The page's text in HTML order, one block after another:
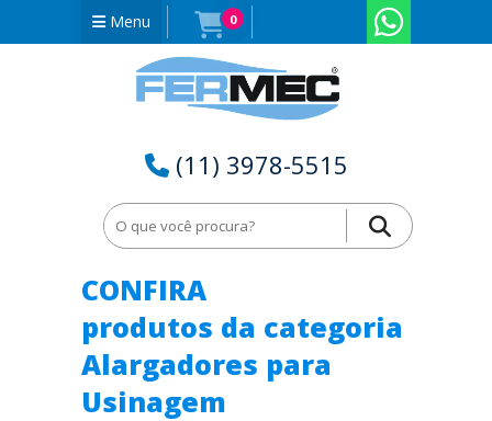
Menu 0
(11) 3978-5515
Home Alargadores para Usinagem no Rio Grande do Norte - RN
CONFIRA
produtos da categoria
Alargadores para
Usinagem